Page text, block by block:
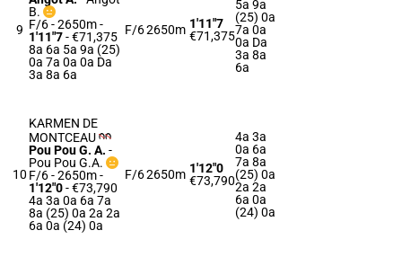
9
B.
F/6 - 2650m-
1'11"7- €71,375
8a 6a 5a 9a (25)
0a 7a 0a 0a Da
3a 8a 6a
F/62650m 1'11"7
€71,375
5a 9a
(25) 0a
7a 0a
0a Da
3a 8a
6a
10
KARMEN DE
MONTCEAU
Pou Pou G. A. -
Pou Pou G.A.
F/6 - 2650m-
1'12"0- €73,790
4a 3a 0a 6a 7a
8a (25) 0a 2a 2a
6a 0a (24) 0a
F/62650m 1'12"0
€73,790
4a 3a
0a 6a
7a 8a
(25) 0a
2a 2a
6a 0a
(24) 0a